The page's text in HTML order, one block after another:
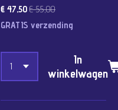
€ 47,50 € 55,00
GRATIS verzending
In
winkelwagen